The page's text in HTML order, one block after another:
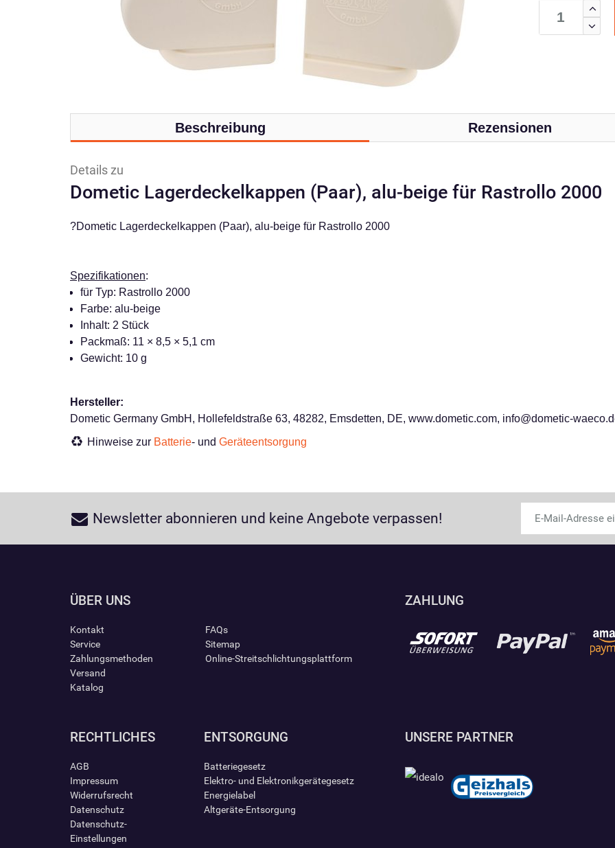
Beschreibung Rezensionen
Details zu
Dometic Lagerdeckelkappen (Paar), alu-beige für Rastrollo 2000
?Dometic Lagerdeckelkappen (Paar), alu-beige für Rastrollo 2000
Spezifikationen:
für Typ: Rastrollo 2000
Farbe: alu-beige
Inhalt: 2 Stück
Packmaß: 11 × 8,5 × 5,1 cm
Gewicht: 10 g
Hersteller:
Dometic Germany GmbH, Hollefeldstraße 63, 48282, Emsdetten, DE, www.dometic.com, info@dometic-
Hinweise zur Batterie- und Geräteentsorgung
Newsletter abonnieren und keine Angebote verpassen!
ÜBER UNS
Kontakt
Service
Zahlungsmethoden
Versand
Katalog
FAQs
Sitemap
Online-Streitschlichtungsplattform
ZAHLUNG
RECHTLICHES
AGB
Impressum
Widerrufsrecht
Datenschutz
Datenschutz-
Einstellungen
ENTSORGUNG
Batteriegesetz
Elektro- und Elektronikgerätegesetz
Energielabel
Altgeräte-Entsorgung
UNSERE PARTNER